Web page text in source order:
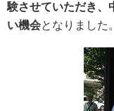
験させていただき、
い機会となりました。